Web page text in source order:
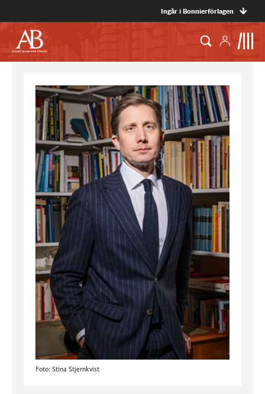
Ingår i Bonnierförlagen
Foto: Stina Stjernkvist